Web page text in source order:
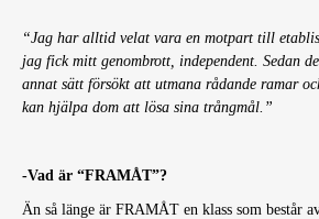
“Jag har alltid velat vara en motpart till
jag fick mitt genombrott, independent. Sedan
annat sätt försökt att utmana rådande ramar
kan hjälpa dom att lösa sina trångmål.”
-Vad är “FRAMÅT”?
Än så länge är FRAMÅT en klass som består